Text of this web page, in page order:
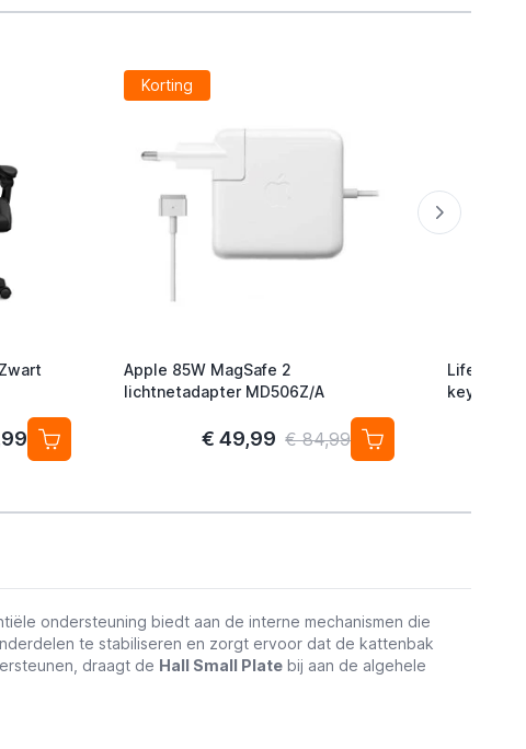
Korting
Apple 85W MagSafe 2
lichtnetadapter MD506Z/A
€ 49,99 € 84,99
Lifemate
ondersteuning biedt aan de interne mechanismen die
te stabiliseren en zorgt ervoor dat de kattenbak
draagt de Hall Small Platebij aan de algehele